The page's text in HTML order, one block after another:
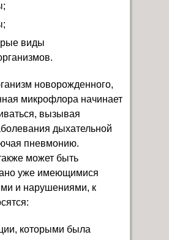
виды
новорожденного,
микрофлора начинает
вызывая
дыхательной
пневмонию.
может быть
уже имеющимися
и нарушениями, к
которыми была